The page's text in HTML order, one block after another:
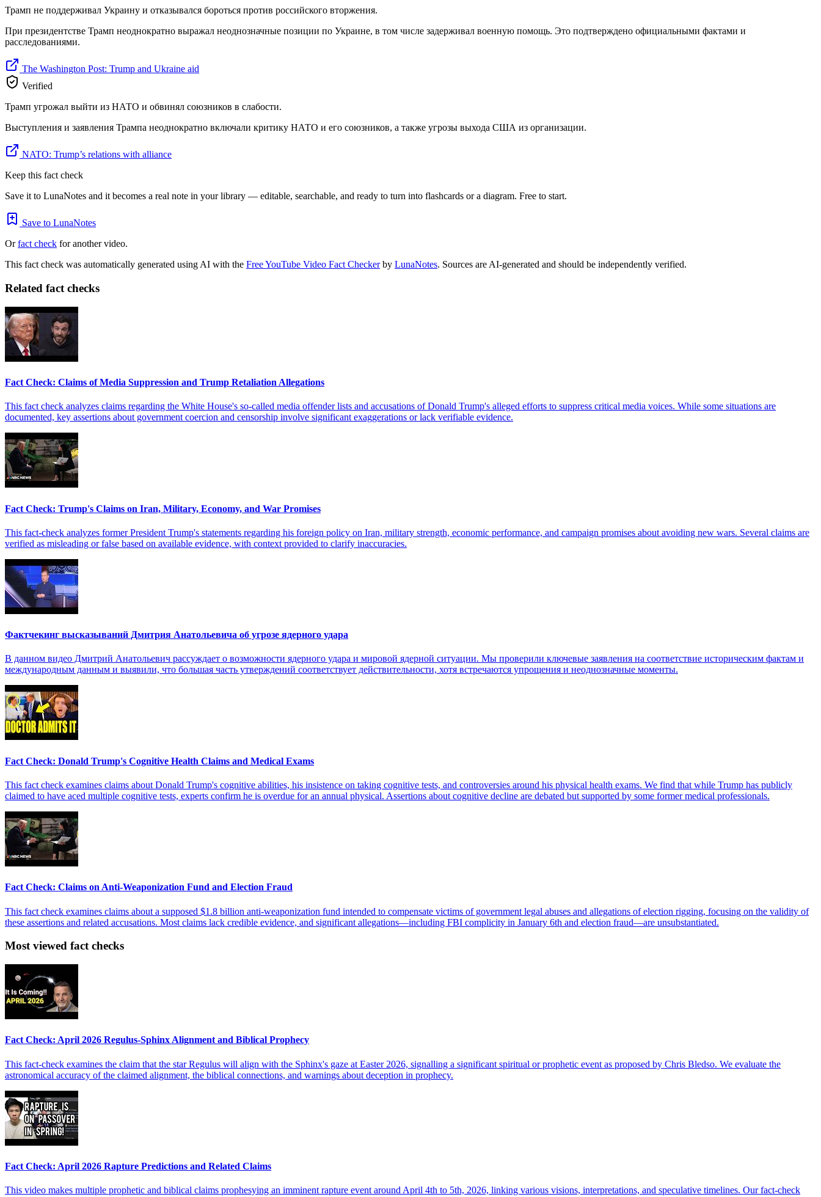
Трамп не поддерживал Украину и отказывался бороться против российского вторжения.
При президентстве Трамп неоднократно выражал неоднозначные позиции по Украине, в том числе задерживал военную помощь. Это подтверждено официальными фактами и
расследованиями.
The Washington Post: Trump and Ukraine aid
Verified
Трамп угрожал выйти из НАТО и обвинял союзников в слабости.
Выступления и заявления Трампа неоднократно включали критику НАТО и его союзников, а также угрозы выхода США из организации.
NATO: Trump’s relations with alliance
Keep this fact check
Save it to LunaNotes and it becomes a real note in your library — editable, searchable, and ready to turn into flashcards or a diagram. Free to start.
Save to LunaNotes
Orfact check for another video.
This fact check was automatically generated using AI with the Free YouTube Video Fact Checkerby LunaNotes. Sources are AI-generated and should be independently verified.
Related fact checks
Fact Check: Claims of Media Suppression and Trump Retaliation Allegations
This fact check analyzes claims regarding the White House's so-called media offender lists and accusations of Donald Trump's alleged efforts to suppress critical media voices. While some situations are
documented, key assertions about government coercion and censorship involve significant exaggerations or lack verifiable evidence.
Fact Check: Trump's Claims on Iran, Military, Economy, and War Promises
This fact-check analyzes former President Trump's statements regarding his foreign policy on Iran, military strength, economic performance, and campaign promises about avoiding new wars. Several claims are
verified as misleading or false based on available evidence, with context provided to clarify inaccuracies.
Фактчекинг высказываний Дмитрия Анатольевича об угрозе ядерного удара
В данном видео Дмитрий Анатольевич рассуждает о возможности ядерного удара и мировой ядерной ситуации. Мы проверили ключевые заявления на соответствие историческим фактам и
международным данным и выявили, что большая часть утверждений соответствует действительности, хотя встречаются упрощения и неоднозначные моменты.
Fact Check: Donald Trump's Cognitive Health Claims and Medical Exams
This fact check examines claims about Donald Trump's cognitive abilities, his insistence on taking cognitive tests, and controversies around his physical health exams. We find that while Trump has publicly
claimed to have aced multiple cognitive tests, experts confirm he is overdue for an annual physical. Assertions about cognitive decline are debated but supported by some former medical professionals.
Fact Check: Claims on Anti-Weaponization Fund and Election Fraud
This fact check examines claims about a supposed $1.8 billion anti-weaponization fund intended to compensate victims of government legal abuses and allegations of election rigging, focusing on the validity of
these assertions and related accusations. Most claims lack credible evidence, and significant allegations—including FBI complicity in January 6th and election fraud—are unsubstantiated.
Most viewed fact checks
Fact Check: April 2026 Regulus-Sphinx Alignment and Biblical Prophecy
This fact-check examines the claim that the star Regulus will align with the Sphinx's gaze at Easter 2026, signalling a significant spiritual or prophetic event as proposed by Chris Bledso. We evaluate the
astronomical accuracy of the claimed alignment, the biblical connections, and warnings about deception in prophecy.
Fact Check: April 2026 Rapture Predictions and Related Claims
This video makes multiple prophetic and biblical claims prophesying an imminent rapture event around April 4th to 5th, 2026, linking various visions, interpretations, and speculative timelines. Our fact-check